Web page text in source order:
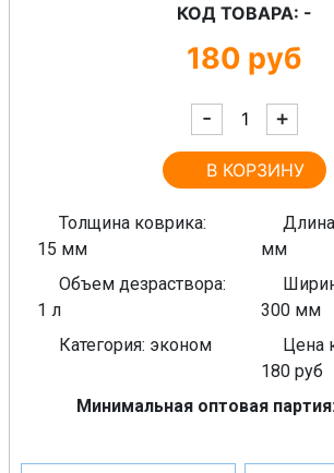
КОД ТОВАРА: -
180 руб
- +
В КОРЗИНУ
Толщина коврика:
15 мм
мм
Объем дезраствора:
1 л
300 мм
Категория: эконом
Цена
180 руб
Минимальная оптовая